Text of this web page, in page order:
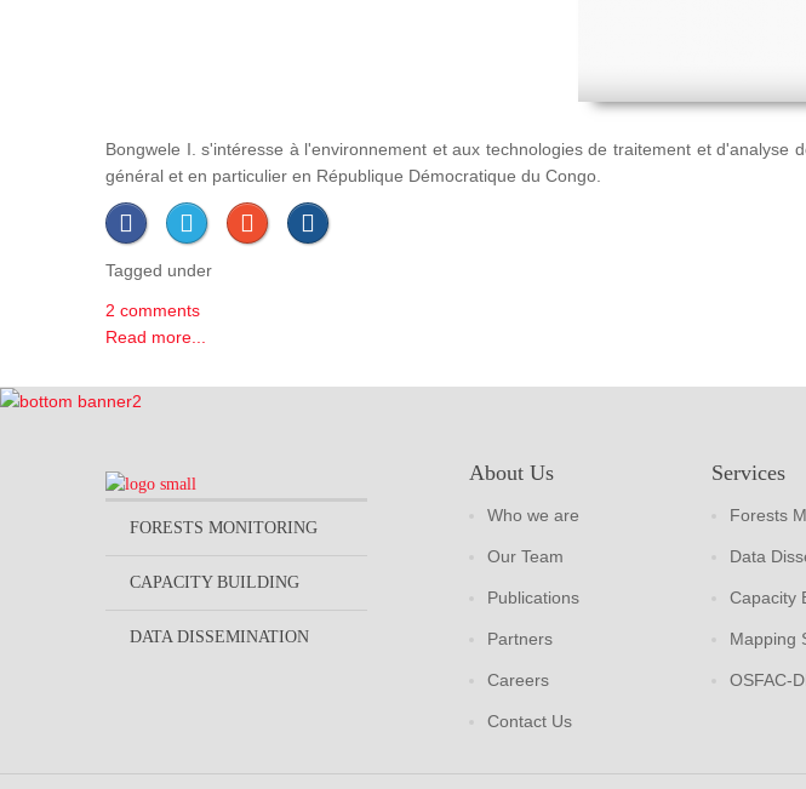
Bongwele I. s'intéresse à l'environnement et aux technologies de traitement et
général et en particulier en République Démocratique du Congo.
Tagged under
2 comments
Read more...
FORESTS MONITORING
CAPACITY BUILDING
DATA DISSEMINATION
About Us
Who we are
Our Team
Publications
Partners
Careers
Contact Us
Services
Forests
Data
Capacity
Mapping
OSFAC-